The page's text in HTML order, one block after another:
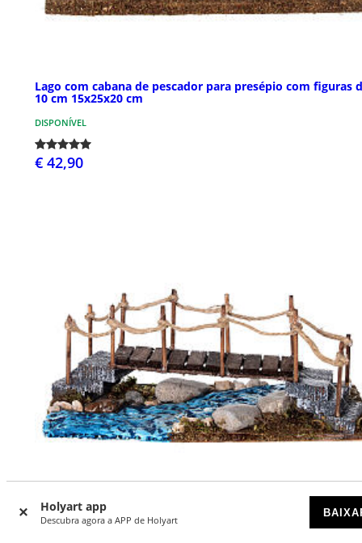
Holyart app
Descubra agora a APP de Holyart
Lago com cabana de pescador para presépio com figuras
10 cm 15x25x20 cm
DISPONÍVEL
€ 42,90